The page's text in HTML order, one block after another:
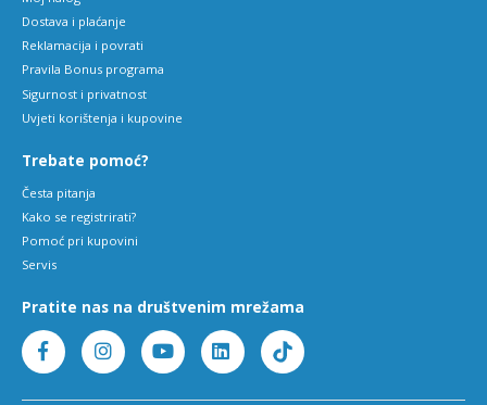
Dostava i plaćanje
Reklamacija i povrati
Pravila Bonus programa
Sigurnost i privatnost
Uvjeti korištenja i kupovine
Trebate pomoć?
Česta pitanja
Kako se registrirati?
Pomoć pri kupovini
Servis
Pratite nas na društvenim mrežama